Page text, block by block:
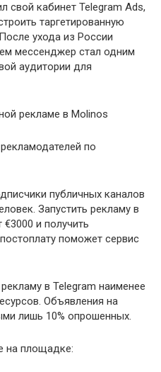
свой кабинет Telegram Ads,
таргетированную
ухода из России
мессенджер стал одним
аудитории для
рекламе в Molinos
по
публичных каналов
Запустить рекламу в
и получить
поможет сервис
в Telegram наименее
Объявления на
лишь 10% опрошенных.
на площадке: